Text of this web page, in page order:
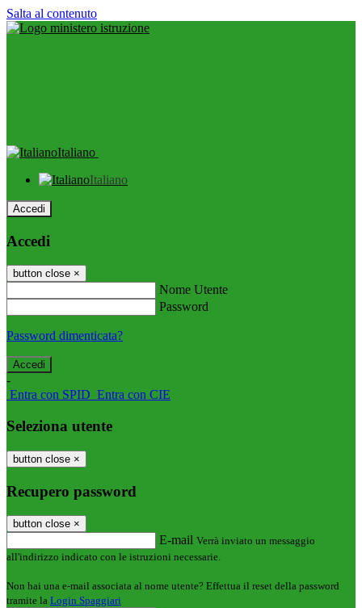
Salta al contenuto
Italiano
Italiano
Accedi
Accedi
button close ×
Nome Utente
Password
Password dimenticata?
-
Entra con SPID Entra con CIE
Seleziona utente
button close ×
Recupero password
button close ×
E-mail Verrà inviato un messaggio
all'indirizzo indicato con le istruzioni necessarie.
Non hai una e-mail associata al nome utente? Effettua il reset della password
tramite la Login Spaggiari